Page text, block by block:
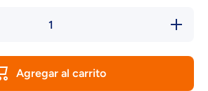
1350VA
Agregar al carrito